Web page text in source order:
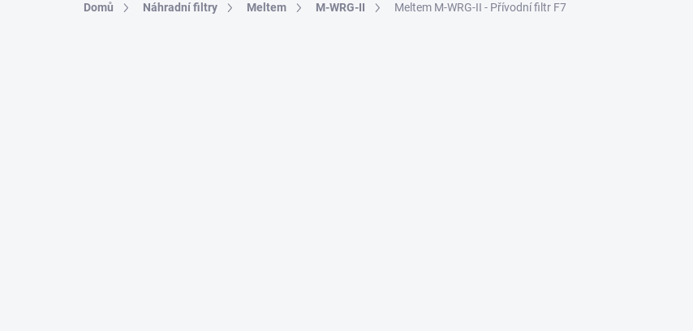
Domů Náhradní filtry Meltem M-WRG-II Meltem M-WRG-II - Přívodní filtr F7